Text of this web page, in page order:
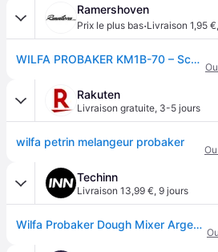
Ramershoven
Prix le plus bas·Livraison 1,95 €,
WILFA PROBAKER KM1B-70 – Schwarz, inkl. 9-teiligem Zubehör
Rakuten
Livraison gratuite, 3-5 jours
wilfa petrin melangeur probaker
Techinn
Livraison 13,99 €, 9 jours
Wilfa Probaker Dough Mixer Argenté One Size / EU Plug 220V